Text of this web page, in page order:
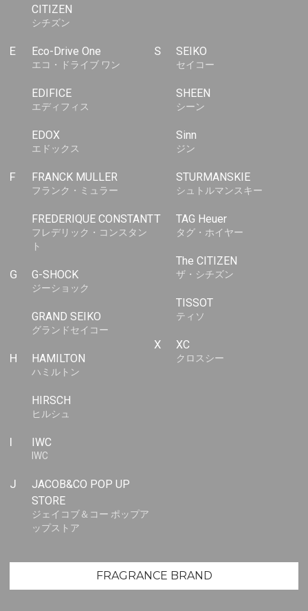
CITIZEN
シチズン
E Eco-Drive One
エコ・ドライブ ワン
EDIFICE
エディフィス
EDOX
エドックス
F FRANCK MULLER
フランク・ミュラー
FREDERIQUE CONSTANT
フレデリック・コンスタン
ト
G G-SHOCK
ジーショック
GRAND SEIKO
グランドセイコー
H HAMILTON
ハミルトン
HIRSCH
ヒルシュ
I IWC
IWC
J
JACOB&CO POP UP
STORE
ジェイコブ＆コー ポップア
ップストア
S SEIKO
セイコー
SHEEN
シーン
Sinn
ジン
STURMANSKIE
シュトルマンスキー
T TAG Heuer
タグ・ホイヤー
The CITIZEN
ザ・シチズン
TISSOT
ティソ
X XC
クロスシー
FRAGRANCE BRAND